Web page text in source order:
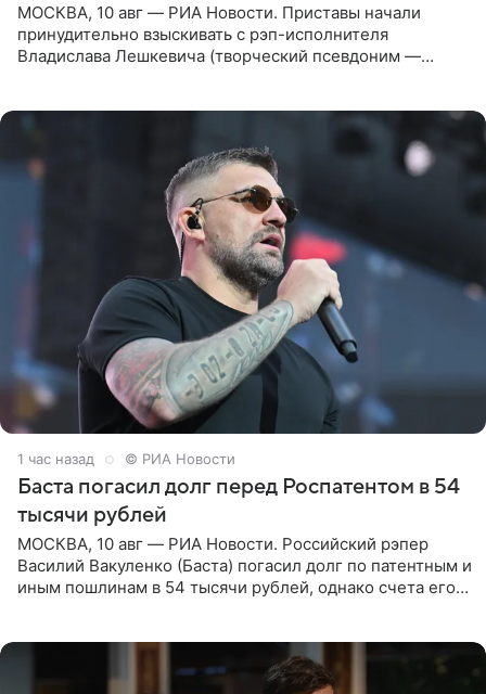
МОСКВА, 10 авг — РИА Новости. Приставы начали
принудительно взыскивать с рэп-исполнителя
Владислава Лешкевича (творческий псевдоним —
1 час назад © РИА Новости
Баста погасил долг перед Роспатентом в 54
тысячи рублей
МОСКВА, 10 авг — РИА Новости. Российский рэпер
Василий Вакуленко (Баста) погасил долг по патентным и
иным пошлинам в 54 тысячи рублей, однако счета его